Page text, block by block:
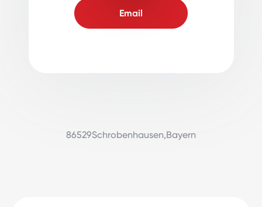
Email
86529Schrobenhausen,Bayern